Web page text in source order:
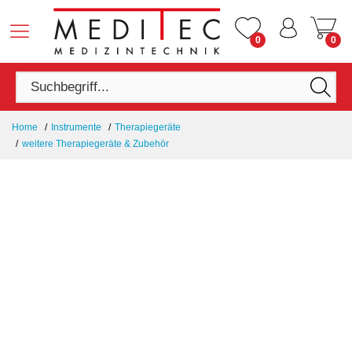
0 0
Home Instrumente
Therapiegeräte
weitere Therapiegeräte & Zubehör